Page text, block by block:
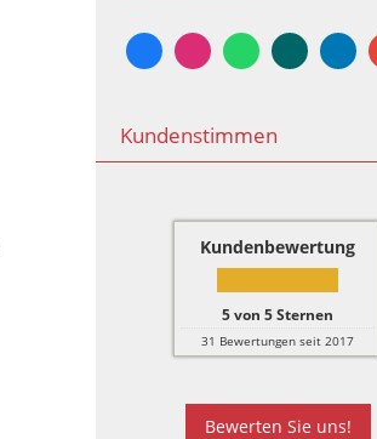
Kundenstimmen
Kundenbewertung
5von 5Sternen
31 Bewertungen seit 2017
Bewerten Sie uns!